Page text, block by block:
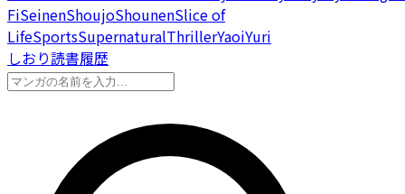
FiSeinenShoujoShounenSlice of
LifeSportsSupernaturalThrillerYaoiYuri
しおり読書履歴